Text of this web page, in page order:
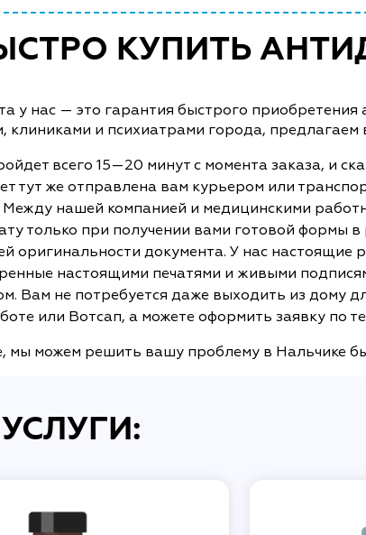
КУПИТЬ
у нас — это гарантия быстрого
клиниками и психиатрами города,
всего 15—20 минут с момента заказа, и
тут же отправлена вам курьером или
нашей компанией и медицинскими
только при получении вами готовой формы в
оригинальности документа. У нас
настоящими печатями и живыми
Вам не потребуется даже выходить из дому
или Вотсап, а можете оформить заявку по
мы можем решить вашу проблему в Нальчике